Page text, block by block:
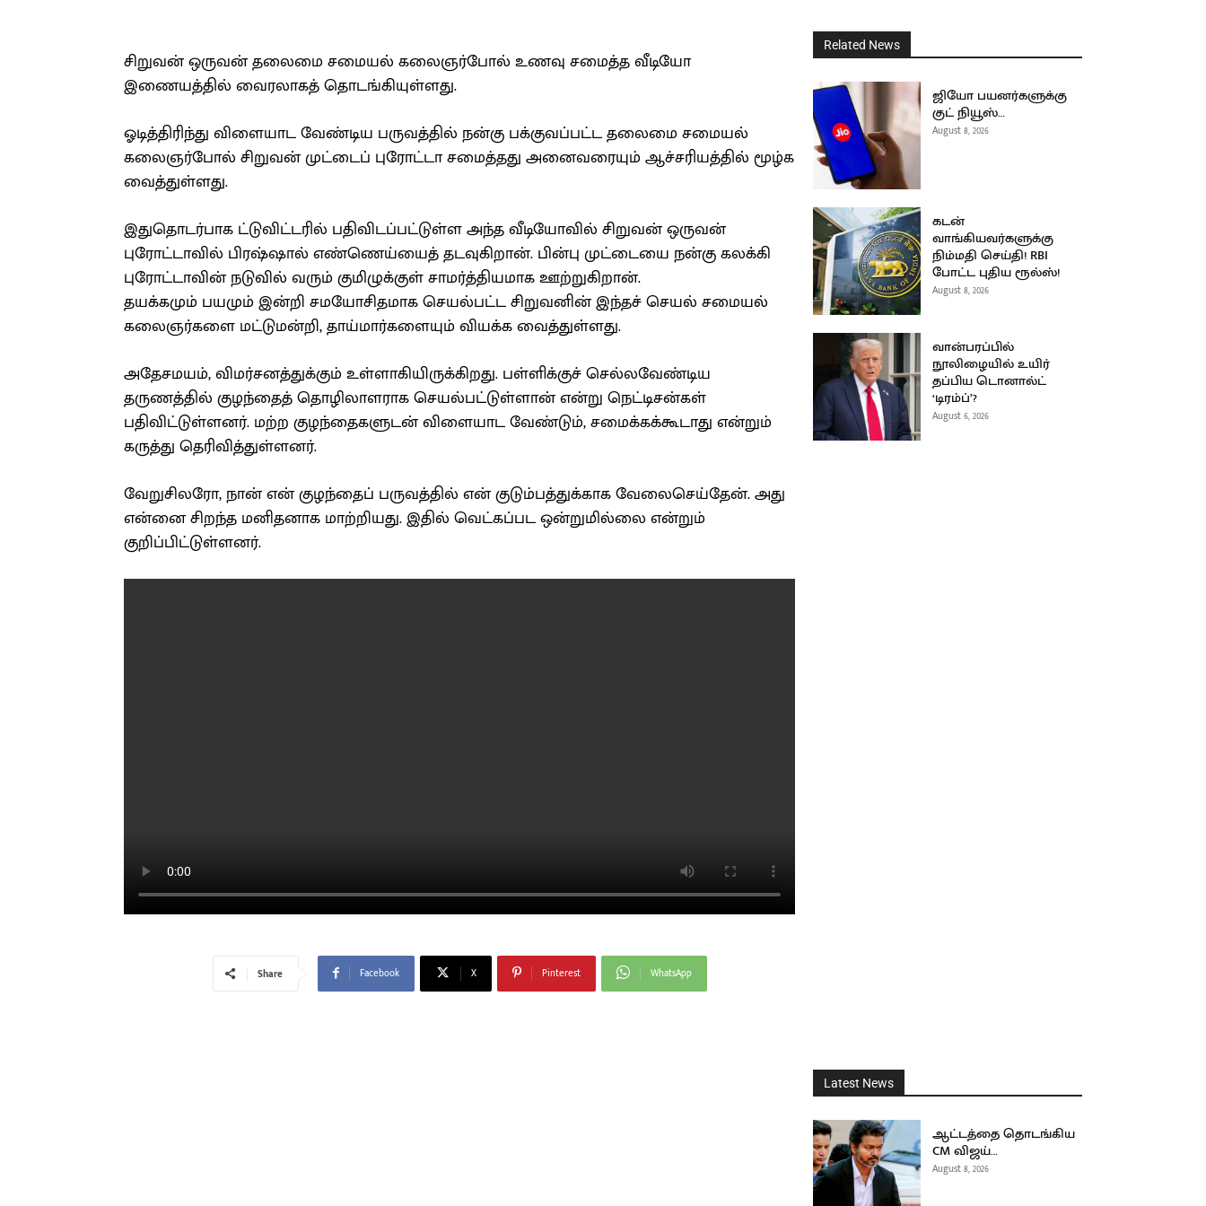
சிறுவன் ஒருவன் தலைமை சமையல் கலைஞர்போல் உணவு சமைத்த வீடியோ
இணையத்தில் வைரலாகத் தொடங்கியுள்ளது.
ஓடித்திரிந்து விளையாட வேண்டிய பருவத்தில் நன்கு பக்குவப்பட்ட தலைமை சமையல்
கலைஞர்போல் சிறுவன் முட்டைப் புரோட்டா சமைத்தது அனைவரையும் ஆச்சரியத்தில் மூழ்க
வைத்துள்ளது.
இதுதொடர்பாக ட்டுவிட்டரில் பதிவிடப்பட்டுள்ள அந்த வீடியோவில் சிறுவன் ஒருவன்
புரோட்டாவில் பிரஷ்ஷால் எண்ணெய்யைத் தடவுகிறான். பின்பு முட்டையை நன்கு கலக்கி
புரோட்டாவின் நடுவில் வரும் குமிழுக்குள் சாமர்த்தியமாக ஊற்றுகிறான்.
தயக்கமும் பயமும் இன்றி சமயோசிதமாக செயல்பட்ட சிறுவனின் இந்தச் செயல் சமையல்
கலைஞர்களை மட்டுமன்றி, தாய்மார்களையும் வியக்க வைத்துள்ளது.
அதேசமயம், விமர்சனத்துக்கும் உள்ளாகியிருக்கிறது. பள்ளிக்குச் செல்லவேண்டிய
தருணத்தில் குழந்தைத் தொழிலாளராக செயல்பட்டுள்ளான் என்று நெட்டிசன்கள்
பதிவிட்டுள்ளனர். மற்ற குழந்தைகளுடன் விளையாட வேண்டும், சமைக்கக்கூடாது என்றும்
கருத்து தெரிவித்துள்ளனர்.
வேறுசிலரோ, நான் என் குழந்தைப் பருவத்தில் என் குடும்பத்துக்காக வேலைசெய்தேன். அது
என்னை சிறந்த மனிதனாக மாற்றியது. இதில் வெட்கப்பட ஒன்றுமில்லை என்றும்
குறிப்பிட்டுள்ளனர்.
Share Facebook X Pinterest WhatsApp
Related News
ஜியோ பயனர்களுக்கு
குட் நியூஸ்…
August 8, 2026
கடன்
வாங்கியவர்களுக்கு
நிம்மதி செய்தி! RBI
போட்ட புதிய ரூல்ஸ்!
August 8, 2026
வான்பரப்பில்
நூலிழையில் உயிர்
தப்பிய டொனால்ட்
‘டிரம்ப்’?
August 6, 2026
Latest News
ஆட்டத்தை தொடங்கிய
CM விஜய்…
August 8, 2026